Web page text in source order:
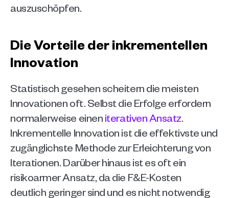
auszuschöpfen.
Die Vorteile der inkrementellen
Innovation
Statistisch gesehen scheitern die meisten
Innovationen oft. Selbst die Erfolge erfordern
normalerweise einen iterativen Ansatz.
Inkrementelle Innovation ist die effektivste und
zugänglichste Methode zur Erleichterung von
Iterationen. Darüber hinaus ist es oft ein
risikoarmer Ansatz, da die F&E-Kosten
deutlich geringer sind und es nicht notwendig